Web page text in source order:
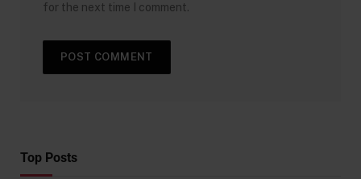
for the next time I comment.
Top Posts